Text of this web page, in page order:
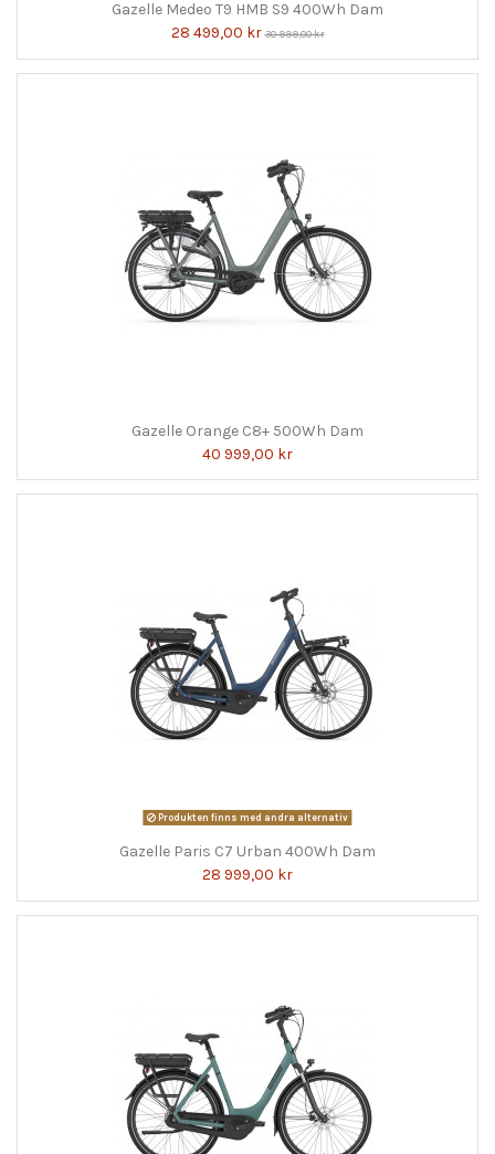
Gazelle Medeo T9 HMB S9 400Wh Dam
28 499,00 kr30 999,00 kr
Gazelle Orange C8+ 500Wh Dam
40 999,00 kr
Produkten finns med andra alternativ
Gazelle Paris C7 Urban 400Wh Dam
28 999,00 kr